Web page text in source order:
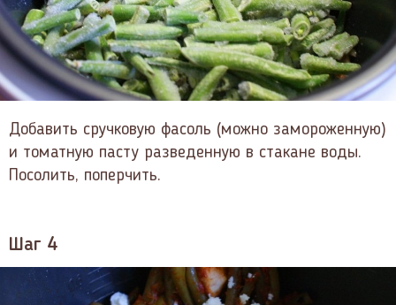
Добавить сручковую фасоль (можно замороженную)
и томатную пасту разведенную в стакане воды.
Посолить, поперчить.
Шаг 4